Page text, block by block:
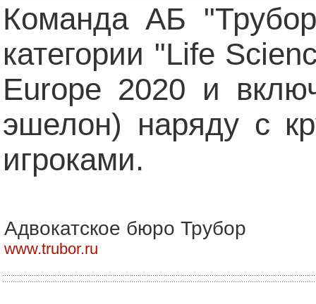
Команда АБ
категории "Life
Europe 2020 и
эшелон) наряду с
игроками.
Адвокатское бюро Трубор
www.trubor.ru